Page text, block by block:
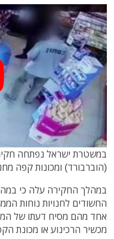
במשטרת ישראל נפתחה
(הוברבורד) ומכונות קפה
במהלך החקירה עלה כי
החשודים לחנויות נוחות
אחד מהם מסיח דעתו של
מכשיר הרכינוע או מכונת